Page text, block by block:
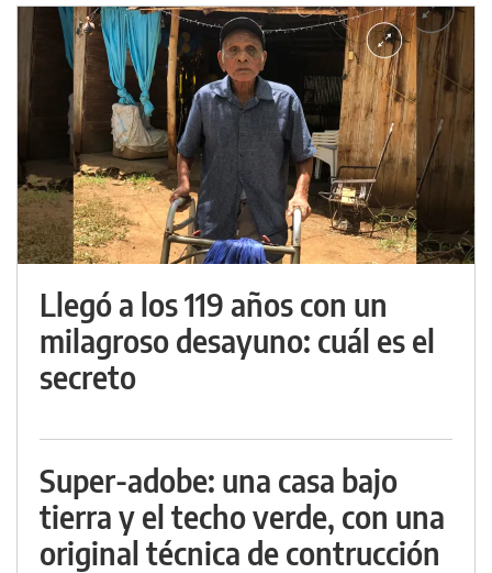
Llegó a los 119 años con un
milagroso desayuno: cuál es el
secreto
Super-adobe: una casa bajo
tierra y el techo verde, con una
original técnica de contrucción